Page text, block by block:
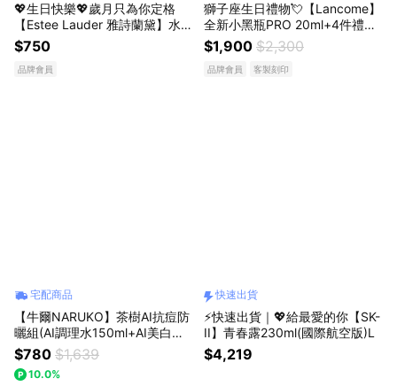
💖生日快樂💖歲月只為你定格
【Estee Lauder 雅詩蘭黛】水感
透潤煥采組(小棕瓶7ml+原生露1
5ml+潔顏蜜15ml)
$750
品牌會員
獅子座生日禮物💘【Lancome】
全新小黑瓶PRO 20ml+4件禮✨
專屬刻字｜送女生
$1,900 $2,300
品牌會員 客製刻印
宅配商品
【牛爾NARUKO】茶樹AI抗痘防
曬組(AI調理水150ml+AI美白安
瓶12ml+潤色防曬30ml+NARUK
O束口袋)
$780 $1,639
10.0%
快速出貨
⚡快速出貨｜💖給最愛的你【SK-
II】青春露230ml(國際航空版)L
$4,219